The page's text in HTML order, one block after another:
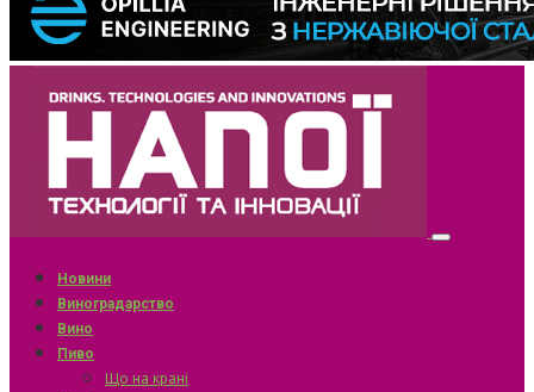
Новини
Виноградарство
Вино
Пиво
Що на крані